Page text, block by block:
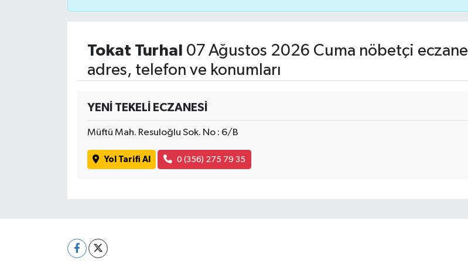
Tokat Turhal 07 Ağustos 2026 Cuma nöbetçi eczane
adres, telefon ve konumları
YENİ TEKELİ ECZANESİ
Müftü Mah. Resuloğlu Sok. No : 6/B
Yol Tarifi Al 0 (356) 275 79 35